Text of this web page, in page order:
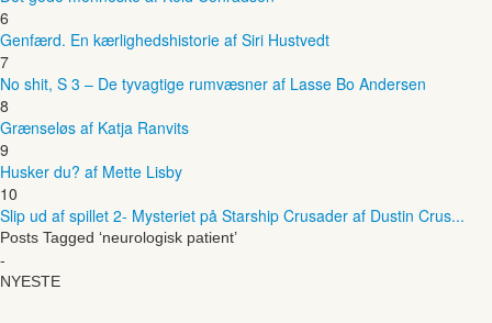
6
Genfærd. En kærlighedshistorie af Siri Hustvedt
7
No shit, S 3 – De tyvagtige rumvæsner af Lasse Bo Andersen
8
Grænseløs af Katja Ranvits
9
Husker du? af Mette Lisby
10
Slip ud af spillet 2- Mysteriet på Starship Crusader af Dustin Crus...
Posts Tagged ‘neurologisk patient’
-
NYESTE